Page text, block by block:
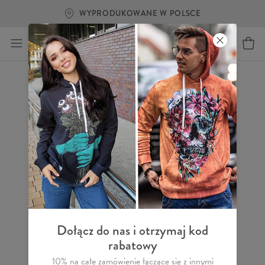
WYPRODUKOWANE W POLSCE
Dołącz do nas i otrzymaj kod
rabatowy
10% na całe zamówienie łączące się z innymi